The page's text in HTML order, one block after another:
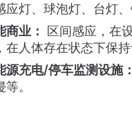
应灯、球泡灯、台灯、
商业：
区间感应，在
在人体存在状态下保持
源充电/停车监测设施：
等。